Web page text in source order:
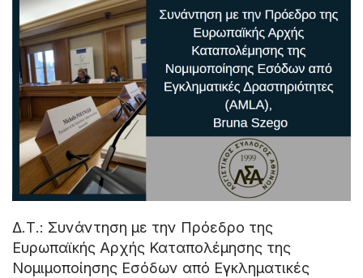
Δ.Τ.: Συνάντηση με την Πρόεδρο της
Ευρωπαϊκής Αρχής Καταπολέμησης της
Νομιμοποίησης Εσόδων από Εγκληματικές